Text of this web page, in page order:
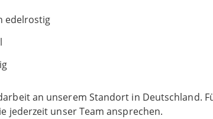
edelrostig
an unserem Standort in Deutschland.
jederzeit unser Team ansprechen.